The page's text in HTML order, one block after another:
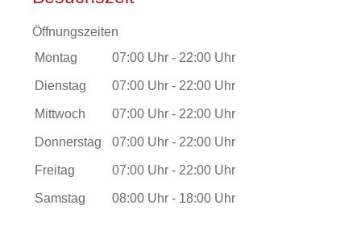
Öffnungszeiten
Montag
07:00 Uhr - 22:00 Uhr
Dienstag 07:00 Uhr - 22:00 Uhr
Mittwoch 07:00 Uhr - 22:00 Uhr
Donnerstag 07:00 Uhr - 22:00 Uhr
Freitag 07:00 Uhr - 22:00 Uhr
Samstag 08:00 Uhr - 18:00 Uhr